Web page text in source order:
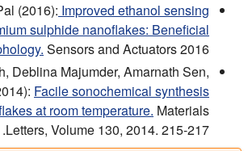
(2016): Improved ethanol sensing
sulphide nanoflakes: Beneficial
Sensors and Actuators 2016.
Deblina Majumder, Amarnath Sen,
Facile sonochemical synthesis
at room temperature. Materials
Letters, Volume 130, 2014. 215-217.